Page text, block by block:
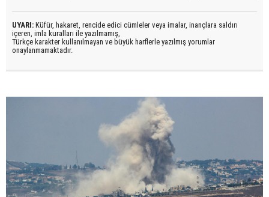
UYARI: Küfür, hakaret, rencide edici cümleler veya imalar, inançlara saldırı
içeren, imla kuralları ile yazılmamış,
Türkçe karakter kullanılmayan ve büyük harflerle yazılmış yorumlar
onaylanmamaktadır.